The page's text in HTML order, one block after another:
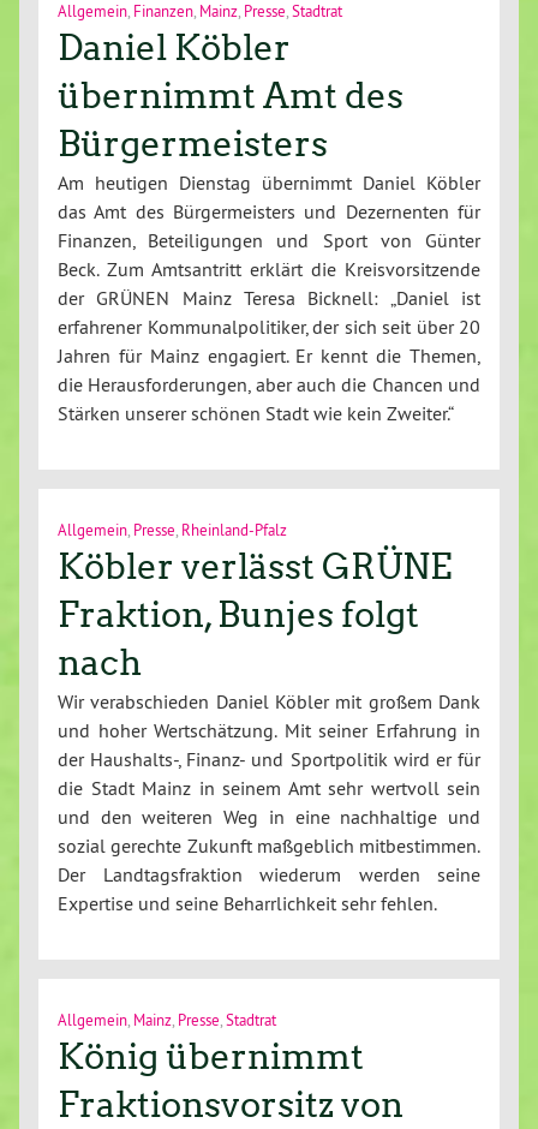
Allgemein Finanzen Mainz Presse Stadtrat
Daniel Köbler
übernimmt Amt des
Bürgermeisters
Am heutigen Dienstag übernimmt Daniel Köbler
das Amt des Bürgermeisters und Dezernenten für
Finanzen, Beteiligungen und Sport von Günter
Beck. Zum Amtsantritt erklärt die Kreisvorsitzende
der GRÜNEN Mainz Teresa Bicknell: „Daniel ist
erfahrener Kommunalpolitiker, der sich seit über 20
Jahren für Mainz engagiert. Er kennt die Themen,
die Herausforderungen, aber auch die Chancen und
Stärken unserer schönen Stadt wie kein Zweiter.“
Allgemein Presse Rheinland-Pfalz
Köbler verlässt GRÜNE
Fraktion, Bunjes folgt
nach
Wir verabschieden Daniel Köbler mit großem Dank
und hoher Wertschätzung. Mit seiner Erfahrung in
der Haushalts-, Finanz- und Sportpolitik wird er für
die Stadt Mainz in seinem Amt sehr wertvoll sein
und den weiteren Weg in eine nachhaltige und
sozial gerechte Zukunft maßgeblich mitbestimmen.
Der Landtagsfraktion wiederum werden seine
Expertise und seine Beharrlichkeit sehr fehlen.
Allgemein, Mainz, Presse,Stadtrat
König übernimmt
Fraktionsvorsitz von